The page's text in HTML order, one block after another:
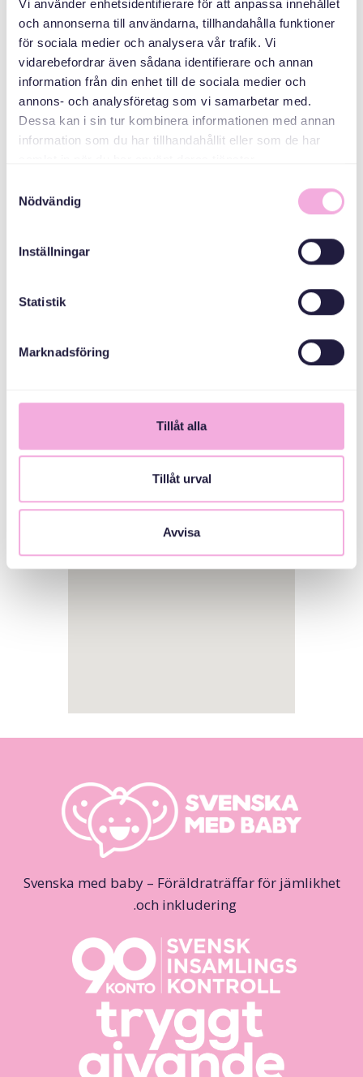
Vi använder enhetsidentifierare för att anpassa innehållet
och annonserna till användarna, tillhandahålla funktioner
för sociala medier och analysera vår trafik. Vi
vidarebefordrar även sådana identifierare och annan
information från din enhet till de sociala medier och
annons- och analysföretag som vi samarbetar med.
Dessa kan i sin tur kombinera informationen med annan
information som du har tillhandahållit eller som de har
Nödvändig
Inställningar
Statistik
Marknadsföring
Tillåt alla
Tillåt urval
Avvisa
Svenska med baby
Email
bokningen@svenskamedbaby.se
المنظمون المشاركون
Svenska med baby – Föräldraträffar för jämlikhet
och inkludering.